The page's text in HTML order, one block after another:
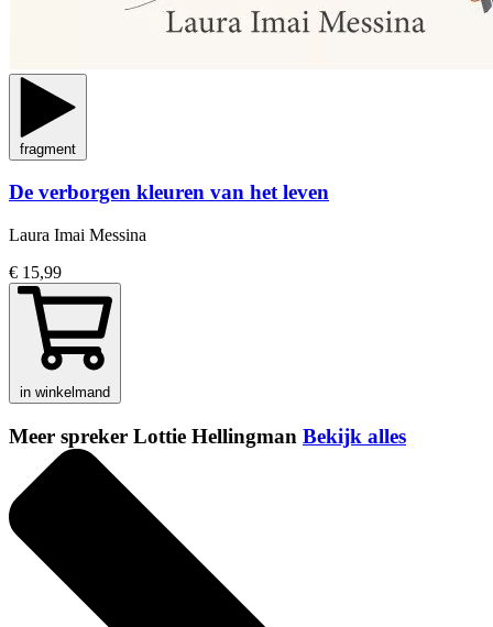
fragment
De verborgen kleuren van het leven
Laura Imai Messina
€ 15,99
in winkelmand
Meer spreker Lottie Hellingman Bekijk alles